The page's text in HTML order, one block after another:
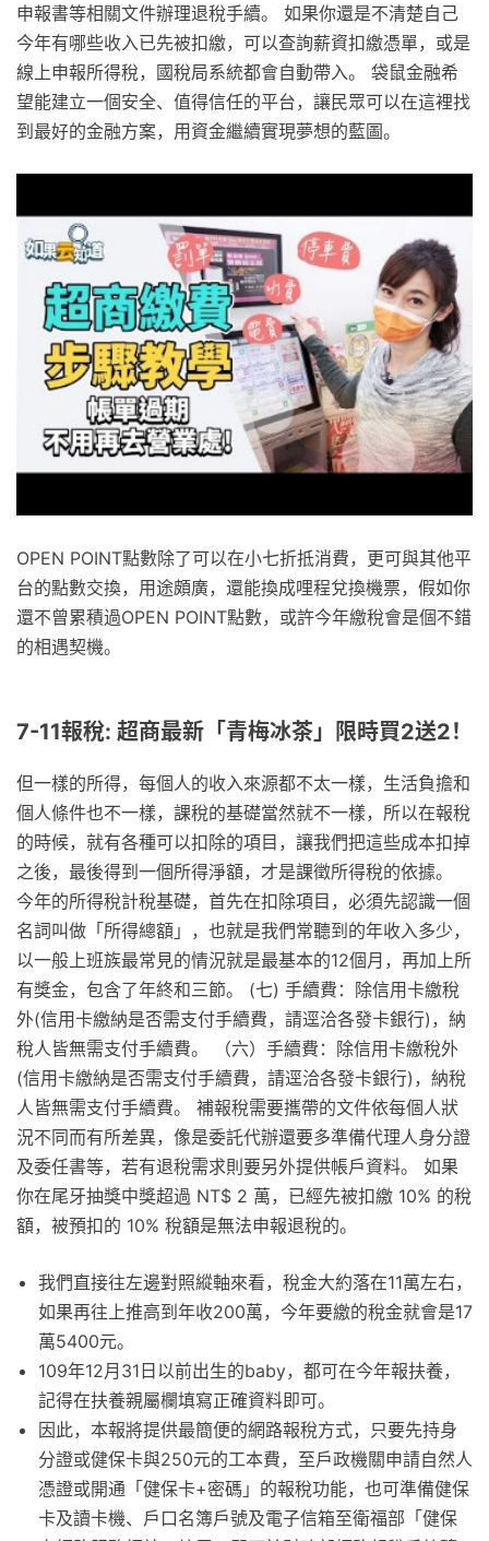
申報書等相關文件辦理退稅手續。 如果你還是不清楚自己
今年有哪些收入已先被扣繳，可以查詢薪資扣繳憑單，或是
線上申報所得稅，國稅局系統都會自動帶入。 袋鼠金融希
望能建立一個安全、值得信任的平台，讓民眾可以在這裡找
到最好的金融方案，用資金繼續實現夢想的藍圖。
OPEN POINT點數除了可以在小七折抵消費，更可與其他平
台的點數交換，用途頗廣，還能換成哩程兌換機票，假如你
還不曾累積過OPEN POINT點數，或許今年繳稅會是個不錯
的相遇契機。
7-11報稅: 超商最新「青梅冰茶」限時買2送2！
但一樣的所得，每個人的收入來源都不太一樣，生活負擔和
個人條件也不一樣，課稅的基礎當然就不一樣，所以在報稅
的時候，就有各種可以扣除的項目，讓我們把這些成本扣掉
之後，最後得到一個所得淨額，才是課徵所得稅的依據。
今年的所得稅計稅基礎，首先在扣除項目，必須先認識一個
名詞叫做「所得總額」，也就是我們常聽到的年收入多少，
以一般上班族最常見的情況就是最基本的12個月，再加上所
有獎金，包含了年終和三節。 (七) 手續費：除信用卡繳稅
外(信用卡繳納是否需支付手續費，請逕洽各發卡銀行)，納
稅人皆無需支付手續費。 （六）手續費：除信用卡繳稅外
(信用卡繳納是否需支付手續費，請逕洽各發卡銀行)，納稅
人皆無需支付手續費。 補報稅需要攜帶的文件依每個人狀
況不同而有所差異，像是委託代辦還要多準備代理人身分證
及委任書等，若有退稅需求則要另外提供帳戶資料。 如果
你在尾牙抽獎中獎超過 NT$ 2 萬，已經先被扣繳 10% 的稅
額，被預扣的 10% 稅額是無法申報退稅的。
我們直接往左邊對照縱軸來看，稅金大約落在11萬左右，
如果再往上推高到年收200萬，今年要繳的稅金就會是17
萬5400元。
109年12月31日以前出生的baby，都可在今年報扶養，
記得在扶養親屬欄填寫正確資料即可。
因此，本報將提供最簡便的網路報稅方式，只要先持身
分證或健保卡與250元的工本費，至戶政機關申請自然人
憑證或開通「健保卡+密碼」的報稅功能，也可準備健保
卡及讀卡機、戶口名簿戶號及電子信箱至衛福部「健保